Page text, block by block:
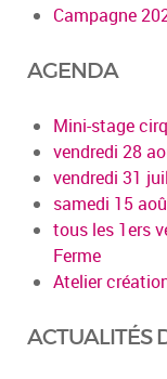
Campagne
AGENDA
Mini-stage
vendredi 28
vendredi 31
samedi 15
tous les 1ers
Ferme
Atelier
ACTUALITÉS